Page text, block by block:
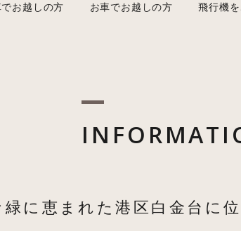
でお越しの方 お車でお越しの方 飛行機
緑に恵まれた港区白金台に